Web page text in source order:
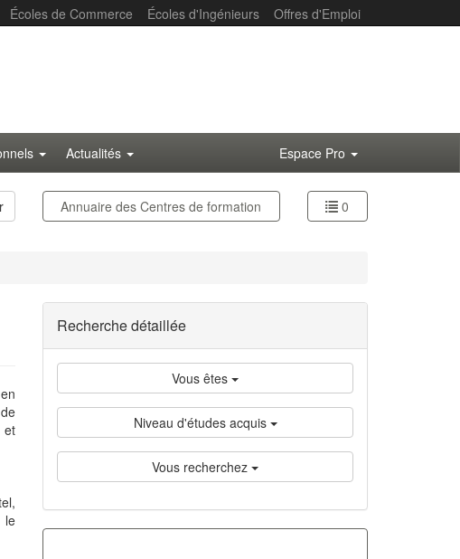
Écoles de Commerce Écoles d'Ingénieurs Offres d'Emploi
Actualités Espace Pro
Annuaire desCentres de formation 0
Recherche détaillée
Vous êtes
Niveau d'études acquis
Vous recherchez
et
le